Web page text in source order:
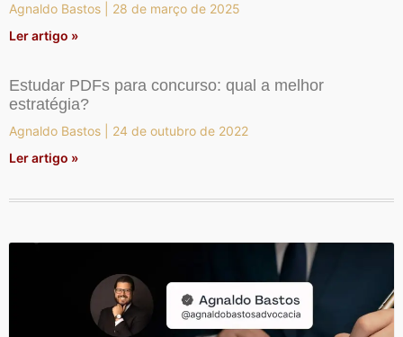
Agnaldo Bastos
28 de março de 2025
Ler artigo »
Estudar PDFs para concurso: qual a melhor
estratégia?
Agnaldo Bastos
24 de outubro de 2022
Ler artigo »